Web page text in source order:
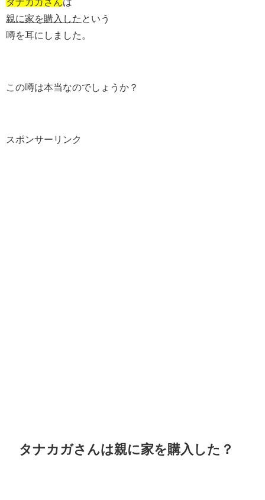
親に家を購入した という
噂を耳にしました。
この噂は本当なのでしょうか？
スポンサーリンク
タナカガさんは親に家を購入した？